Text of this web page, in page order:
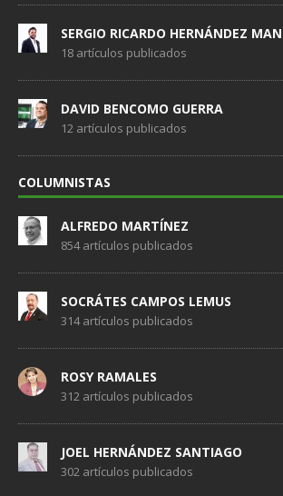
SERGIO RICARDO HERNÁNDEZ
18 artículos publicados
DAVID BENCOMO GUERRA
12 artículos publicados
COLUMNISTAS
ALFREDO MARTÍNEZ
854 artículos publicados
SOCRÁTES CAMPOS LEMUS
314 artículos publicados
ROSY RAMALES
312 artículos publicados
JOEL HERNÁNDEZ SANTIAGO
302 artículos publicados